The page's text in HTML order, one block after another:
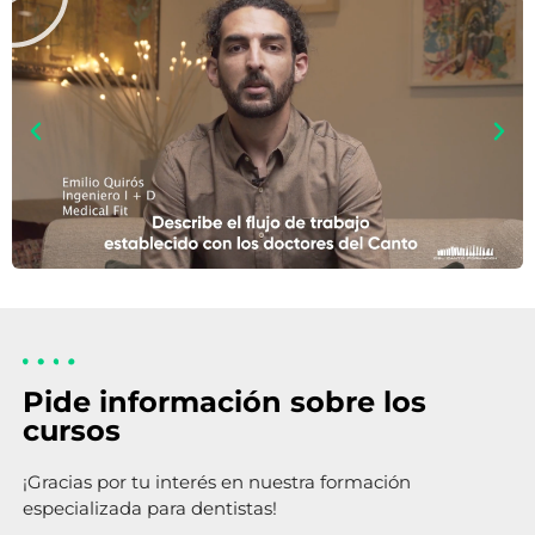
Pide información sobre los
cursos
¡Gracias por tu interés en nuestra formación
especializada para dentistas!